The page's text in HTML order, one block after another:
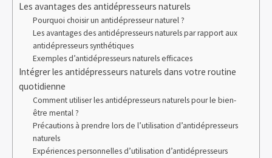
Les avantages des antidépresseurs naturels
Pourquoi choisir un antidépresseur naturel ?
Les avantages des antidépresseurs naturels par rapport aux
antidépresseurs synthétiques
Exemples d’antidépresseurs naturels efficaces
Intégrer les antidépresseurs naturels dans votre routine
quotidienne
Comment utiliser les antidépresseurs naturels pour le bien-
être mental ?
Précautions à prendre lors de l’utilisation d’antidépresseurs
naturels
Expériences personnelles d’utilisation d’antidépresseurs